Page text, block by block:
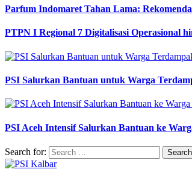
Parfum Indomaret Tahan Lama:
PTPN I Regional 7 Digitalisasi Operasional
PSI Salurkan Bantuan untuk Warga
PSI Aceh Intensif Salurkan Bantuan ke
Search for: